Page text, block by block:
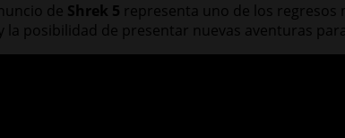
de Shrek 5 representa uno de los regresos
posibilidad de presentar nuevas aventuras